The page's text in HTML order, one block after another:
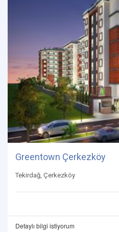
Greentown Çerkezköy
Tekirdağ, Çerkezköy
Detaylı bilgi istiyorum